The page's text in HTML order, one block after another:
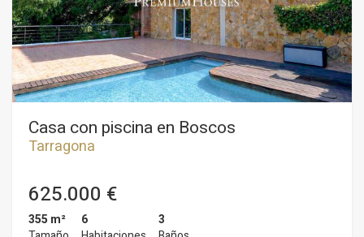
Casa con piscina en Boscos
Tarragona
625.000 €
355 m²
6
3